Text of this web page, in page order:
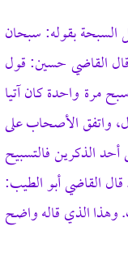
بقوله: سبحان
القاضي حسين: قول
مرة واحدة كان آتيا
واتفق الأصحاب على
أحد الذكرين فالتسبيح
القاضي أبو الطيب:
وهذا الذي قاله واضح